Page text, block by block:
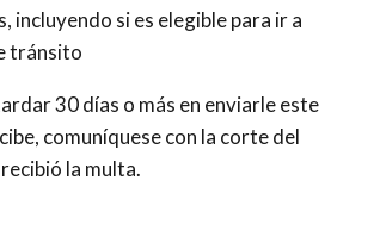
"recordatorio"
"aviso
de
cortesía".
incluyendo si es elegible para ir a
tránsito
30 días o más en enviarle este
comuníquese con la corte del
la multa.
"recordatorio"
de
cortesía".